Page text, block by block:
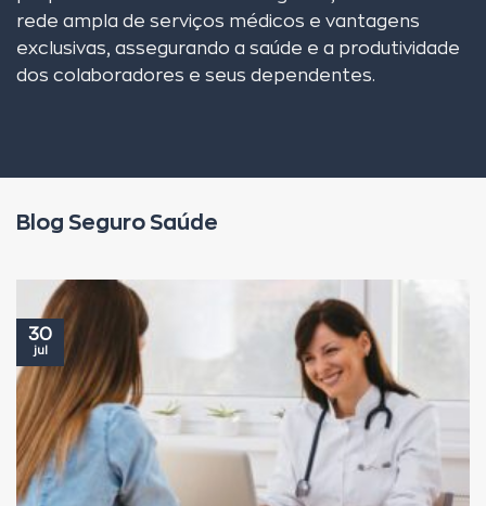
rede ampla de serviços médicos e vantagens
exclusivas, assegurando a saúde e a produtividade
dos colaboradores e seus dependentes.
Blog Seguro Saúde
30
jul